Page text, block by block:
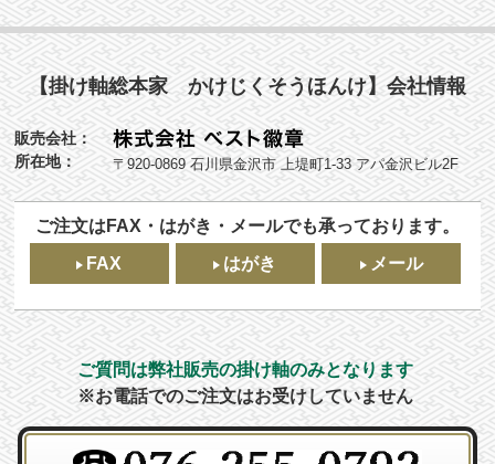
【掛け軸総本家 かけじくそうほんけ】会社情報
販売会社：
所在地：
〒920-0869 石川県金沢市 上堤町1-33 アパ金沢ビル2F
ご注文はFAX・はがき・メールでも承っております。
FAX
はがき メール
ご質問は弊社販売の掛け軸のみとなります
※お電話でのご注文はお受けしていません